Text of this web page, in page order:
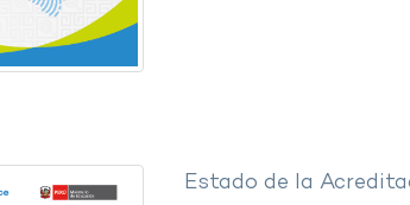
Estado de la